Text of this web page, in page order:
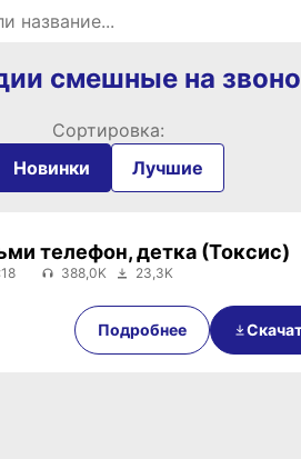
смешные на
Сортировка:
Новинки
Лучшие
00:18
телефон, детка (Токсис)
388,0K 23,3K
Подробнее